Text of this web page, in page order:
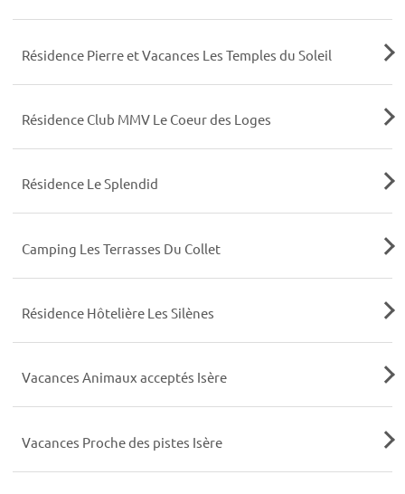
Résidence Pierre et Vacances Les Temples du Soleil
Résidence Club MMV Le Coeur des Loges
Résidence Le Splendid
Camping Les Terrasses Du Collet
Résidence Hôtelière Les Silènes
Vacances Animaux acceptés Isère
Vacances Proche des pistes Isère